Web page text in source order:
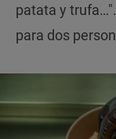
patata y
para dos